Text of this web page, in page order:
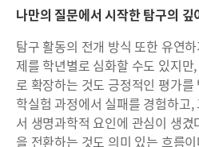
나만의 질문에서 시작한 탐구의 깊
탐구 활동의 전개 방식 또한 유연
제를 학년별로 심화할 수도 있지
로 확장하는 것도 긍정적인 평가
학실험 과정에서 실패를 경험하고
서 생명과학적 요인에 관심이 생
을 전환하는 것도 의미 있는 흐름